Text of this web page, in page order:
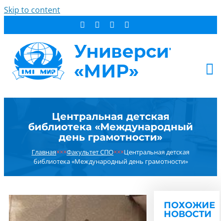
Skip to content
СТУДЕНТУ
ДОПОБРАЗОВАНИЕ
ОБ УНИВЕРСИТЕТЕ
НОВОСТИ
РЕЗУЛЬТАТ ПОИСКА:
Центральная детская
библиотека «Международный
день грамотности»
Главная×××Факультет СПО×××Центральная детская
библиотека «Международный день грамотности»
ПОХОЖИЕ
НОВОСТИ